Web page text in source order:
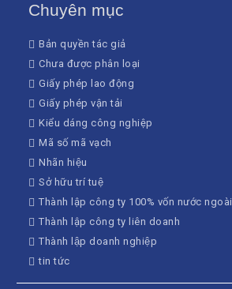
Chuyên mục
Bản quyền tác giả
Chưa được phân loại
Giấy phép lao động
Giấy phép vận tải
Kiểu dáng công nghiệp
Mã số mã vạch
Nhãn hiệu
Sở hữu trí tuệ
Thành lập công ty 100% vốn nước ngoài
Thành lập công ty liên doanh
Thành lập doanh nghiệp
tin tức